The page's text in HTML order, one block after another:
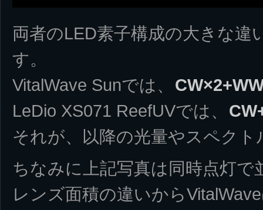
両者のLED素子構成の大きな違
す。
VitalWave Sunでは、
LeDio XS071 ReefUVでは、
それが、以降の光量やスペク
ちなみに上記写真は同時点灯
レンズ面積の違いから